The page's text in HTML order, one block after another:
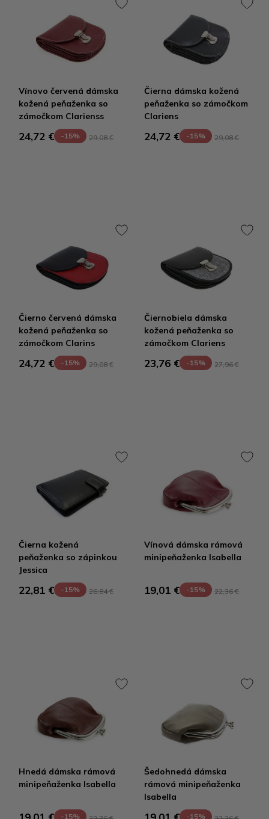
Vínovo červená dámska
kožená peňaženka so
zámočkom Clarienss
24,72 € -15% 29,08 €
Čierna dámska kožená
peňaženka so zámočkom
Clariens
24,72 € -15% 29,08 €
Čierno červená dámska
kožená peňaženka so
zámočkom Clarins
24,72 € -15% 29,08 €
Čiernobiela dámska
kožená peňaženka so
zámočkom Clariens
23,76 € -15% 27,96 €
Čierna kožená
peňaženka so zápinkou
Jessica
22,81 € -15% 26,84 €
Vínová dámska rámová
minipeňaženka Isabella
19,01 € -15% 22,36 €
Hnedá dámska rámová
minipeňaženka Isabella
-15%
Šedohnedá dámska
rámová minipeňaženka
Isabella
-15%